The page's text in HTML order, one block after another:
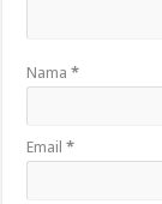
Nama*
Email*